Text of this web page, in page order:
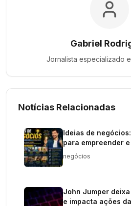
Gabriel
Jornalista especializado
Notícias Relacionadas
Ideias de
para empreender
em 2026
negócios
John Jumper
e impacta ações